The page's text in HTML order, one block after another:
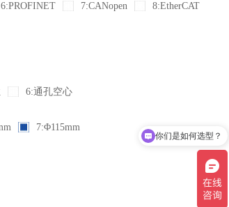
6:PROFINET 7:CANopen
8:EtherCAT
6:通孔空心
7:Φ115mm
你们是如何选型？